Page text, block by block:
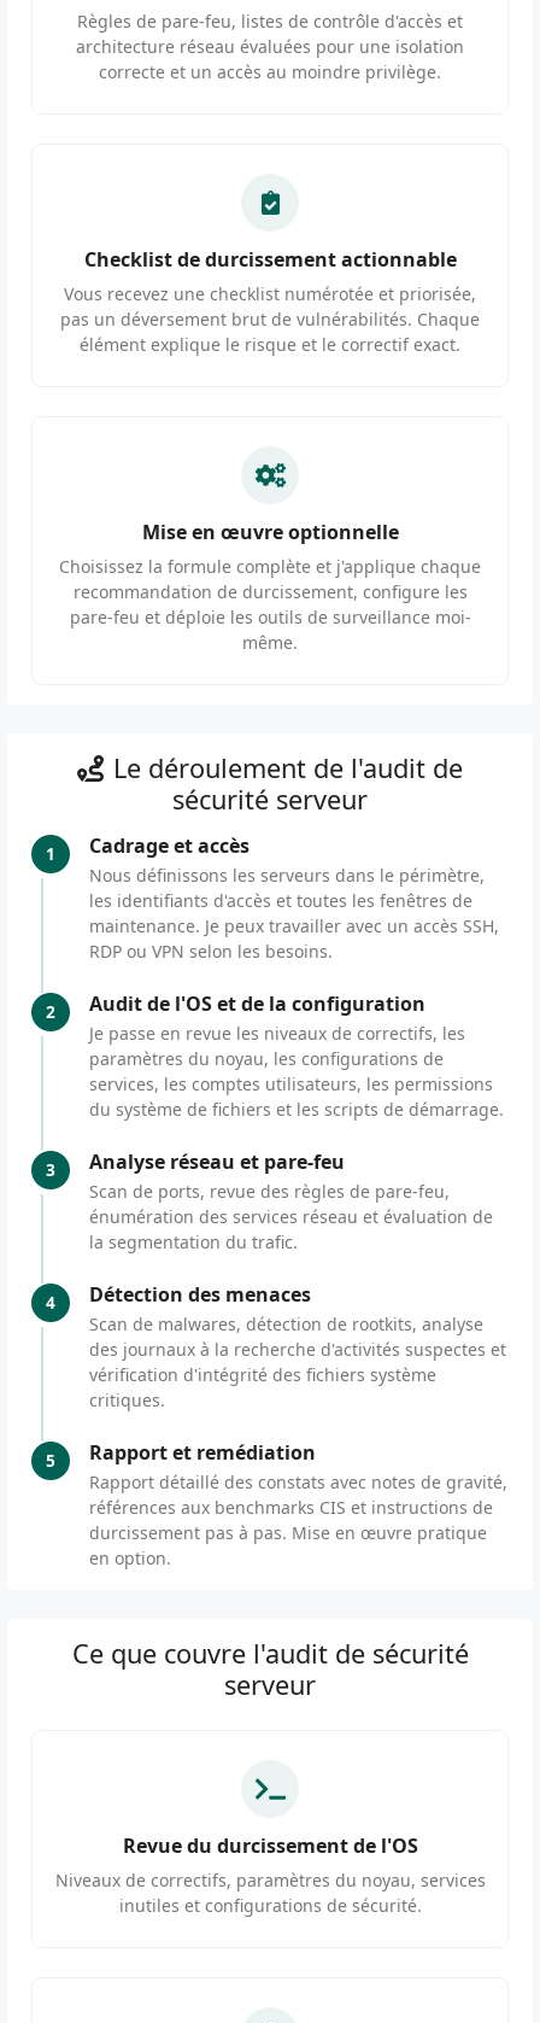
Règles de pare-feu, listes de contrôle d'accès et
architecture réseau évaluées pour une isolation
correcte et un accès au moindre privilège.
Checklist de durcissement actionnable
Vous recevez une checklist numérotée et priorisée,
pas un déversement brut de vulnérabilités. Chaque
élément explique le risque et le correctif exact.
Mise en œuvre optionnelle
Choisissez la formule complète et j'applique chaque
recommandation de durcissement, configure les
pare-feu et déploie les outils de surveillance moi-
même.
Le déroulement de l'audit de
sécurité serveur
1 Cadrage et accès
Nous définissons les serveurs dans le périmètre,
les identifiants d'accès et toutes les fenêtres de
maintenance. Je peux travailler avec un accès SSH,
RDP ou VPN selon les besoins.
2 Audit de l'OS et de la configuration
Je passe en revue les niveaux de correctifs, les
paramètres du noyau, les configurations de
services, les comptes utilisateurs, les permissions
du système de fichiers et les scripts de démarrage.
3 Analyse réseau et pare-feu
Scan de ports, revue des règles de pare-feu,
énumération des services réseau et évaluation de
la segmentation du trafic.
4 Détection des menaces
Scan de malwares, détection de rootkits, analyse
des journaux à la recherche d'activités suspectes et
vérification d'intégrité des fichiers système
critiques.
5 Rapport et remédiation
Rapport détaillé des constats avec notes de gravité,
références aux benchmarks CIS et instructions de
durcissement pas à pas. Mise en œuvre pratique
en option.
Ce que couvre l'audit de sécurité
serveur
Revue du durcissement de l'OS
Niveaux de correctifs, paramètres du noyau, services
inutiles et configurations de sécurité.